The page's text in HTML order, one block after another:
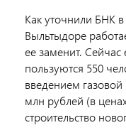
Как уточнили БНК
Выльтыдоре
ее заменит. Сейчас
пользуются 550
введением
млн рублей (в
строительство